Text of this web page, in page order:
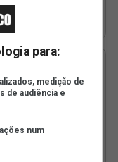
para:
medição de
de audiência e
num